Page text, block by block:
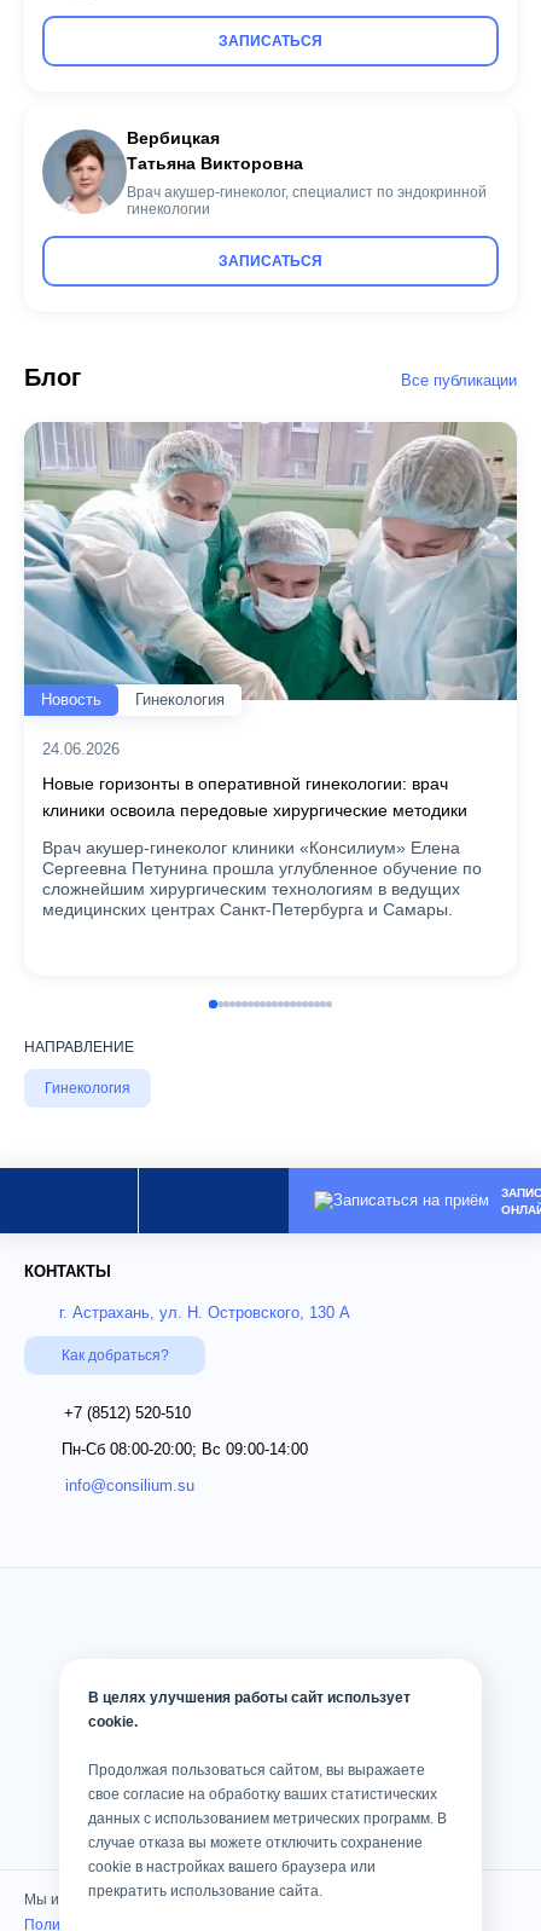
ЗАПИСАТЬСЯ
Вербицкая
Татьяна Викторовна
Врач акушер-гинеколог, специалист по эндокринной
гинекологии
ЗАПИСАТЬСЯ
Блог Все публикации
Новость Гинекология
24.06.2026
Новые горизонты в оперативной гинекологии: врач
клиники освоила передовые хирургические методики
Врач акушер-гинеколог клиники «Консилиум» Елена
Сергеевна Петунина прошла углубленное обучение по
сложнейшим хирургическим технологиям в ведущих
медицинских центрах Санкт-Петербурга и Самары.
НАПРАВЛЕНИЕ
Гинекология
КОНТАКТЫ
г. Астрахань, ул. Н. Островского, 130 А
Как добраться?
+7 (8512) 520-510
Пн-Сб 08:00-20:00; Вс 09:00-14:00
info@consilium.su
Мы используем cookies
Политика конфиденциальности
В целях улучшения работы сайт использует
cookie.
Продолжая пользоваться сайтом, вы выражаете
свое согласие на обработку ваших статистических
данных с использованием метрических программ. В
случае отказа вы можете отключить сохранение
cookie в настройках вашего браузера или
прекратить использование сайта.